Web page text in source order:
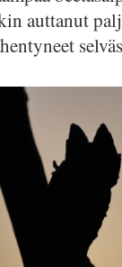
auttanut